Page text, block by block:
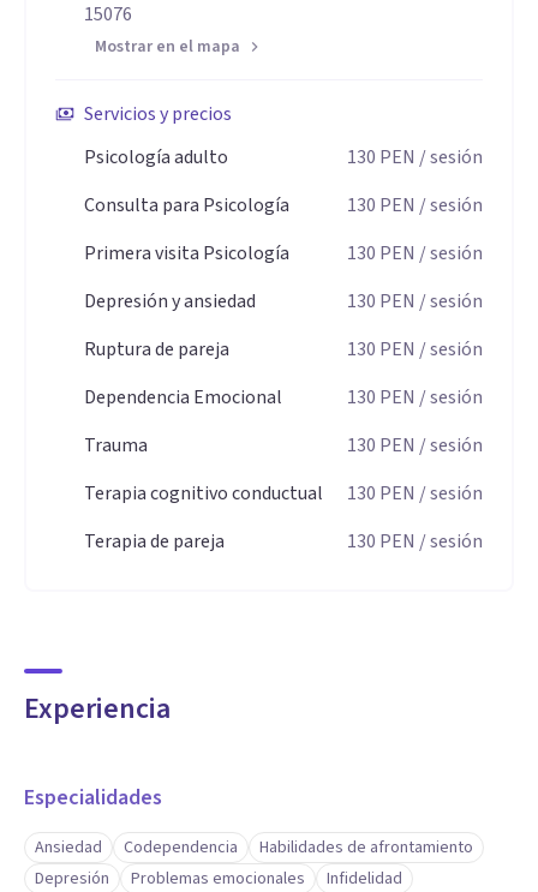
15076
Mostrar en el mapa
Servicios y precios
Psicología adulto
130 PEN / sesión
Consulta para Psicología
130 PEN / sesión
Primera visita Psicología
130 PEN / sesión
Depresión y ansiedad
130 PEN / sesión
Ruptura de pareja
130 PEN / sesión
Dependencia Emocional
130 PEN / sesión
Trauma
130 PEN / sesión
Terapia cognitivo conductual
130 PEN / sesión
Terapia de pareja
130 PEN / sesión
Experiencia
Especialidades
Ansiedad Codependencia
Habilidades de afrontamiento
Depresión
Problemas emocionales
Infidelidad